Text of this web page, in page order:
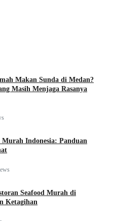
Makan Sunda di Medan?
Masih Menjaga Rasanya
Indonesia: Panduan
Seafood Murah di
Ketagihan